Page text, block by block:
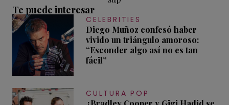
Te puede interesar
CELEBRITIES
Diego Muñoz confesó haber
vivido un triángulo amoroso:
“Esconder algo así no es tan
fácil”
CULTURA POP